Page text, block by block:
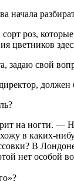
роз,
цветников
задаю свой
на ногти. — Не
в каких-
В
нет особой